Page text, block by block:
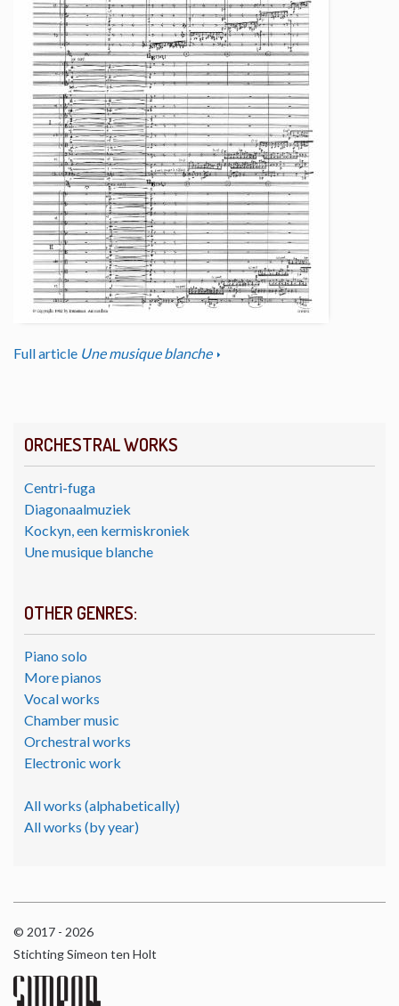
ORCHESTRAL WORKS
Centri-fuga
Diagonaalmuziek
Kockyn, een kermiskroniek
Une musique blanche
OTHER GENRES:
Piano solo
More pianos
Vocal works
Chamber music
Orchestral works
Electronic work
All works (alphabetically)
All works (by year)
Full article Une musique blanche
© 2017 - 2026
Stichting Simeon ten Holt